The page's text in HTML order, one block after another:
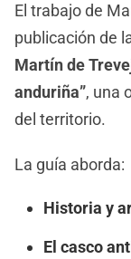
El trabajo de
publicación de
Martín de
anduriña”, una
del territorio.
La guía aborda:
Historia y
El casco